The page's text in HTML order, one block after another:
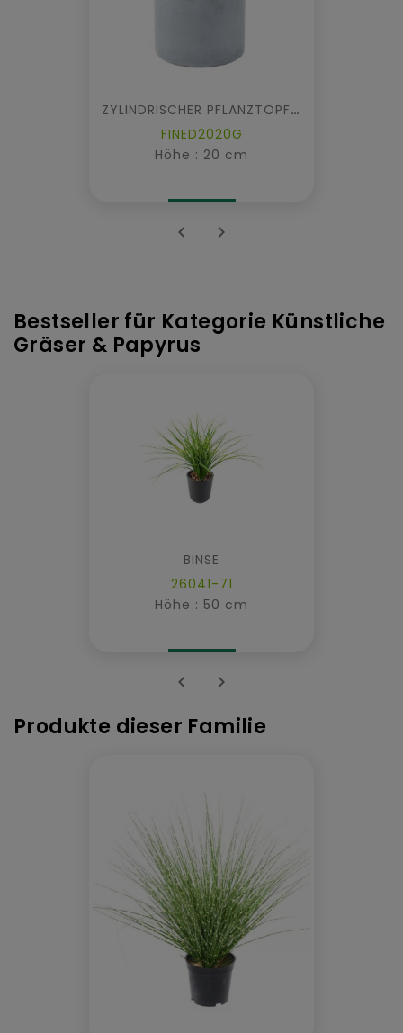
ZYLINDRISCHER PFLANZTOPF FIBER
FINED2020G
Höhe : 20 cm
 
Bestseller für Kategorie Künstliche
Gräser & Papyrus
BINSE
26041-71
Höhe : 50 cm
 
Produkte dieser Familie